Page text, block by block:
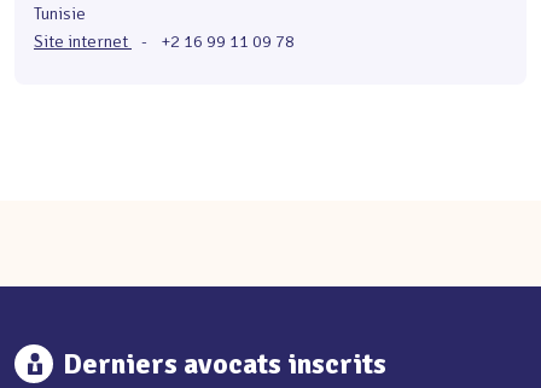
Tunisie
Site internet
- +2 16 99 11 09 78
Derniers avocats inscrits